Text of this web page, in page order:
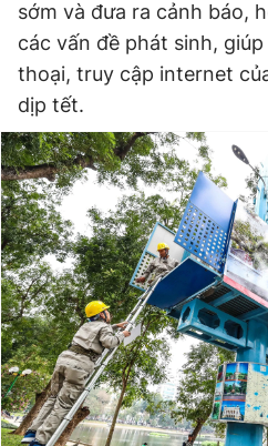
Theo dõi báo trên
Hotline
0906 645 777
Đặt báo Quảng cáo RSS
Tổng biên tập: Nguyễn Ngọc Toàn
Phó tổng biên tập thường trực:
Phó tổng biên tập: Lâm Hiếu Dũng
Phó tổng biên tập: Trần Việt Hưng
Tổng thư ký tòa soạn: Đức Trung
Giấy phép xuất bản số 110/GP -
© 2003-2026 Bản quyền thuộc về
chép dưới mọi hình thức nếu
bản. Phát triển bởi ePi
sớm và đưa ra cảnh báo,
các vấn đề phát sinh,
thoại, truy cập internet
dịp tết.